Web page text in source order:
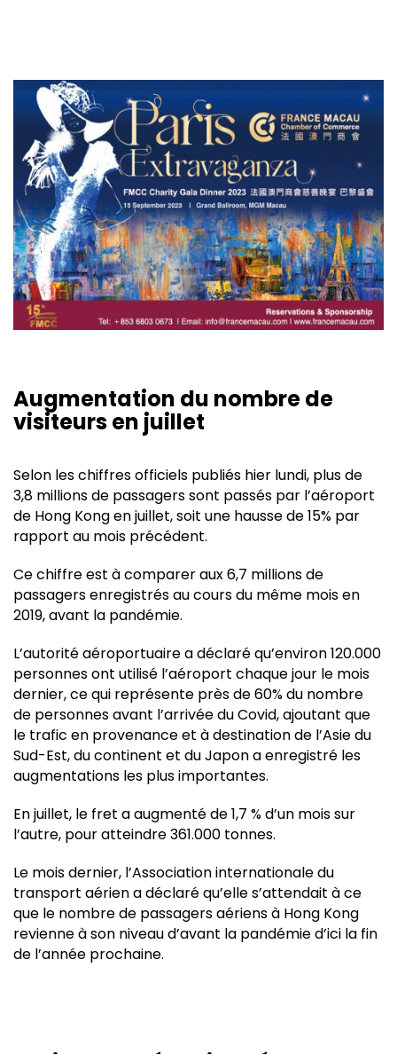
Augmentation du nombre de
visiteurs en juillet
Selon les chiffres officiels publiés hier lundi, plus de
3,8 millions de passagers sont passés par l’aéroport
de Hong Kong en juillet, soit une hausse de 15% par
rapport au mois précédent.
Ce chiffre est à comparer aux 6,7 millions de
passagers enregistrés au cours du même mois en
2019, avant la pandémie.
L’autorité aéroportuaire a déclaré qu’environ 120.000
personnes ont utilisé l’aéroport chaque jour le mois
dernier, ce qui représente près de 60% du nombre
de personnes avant l’arrivée du Covid, ajoutant que
le trafic en provenance et à destination de l’Asie du
Sud-Est, du continent et du Japon a enregistré les
augmentations les plus importantes.
En juillet, le fret a augmenté de 1,7 % d’un mois sur
l’autre, pour atteindre 361.000 tonnes.
Le mois dernier, l’Association internationale du
transport aérien a déclaré qu’elle s’attendait à ce
que le nombre de passagers aériens à Hong Kong
revienne à son niveau d’avant la pandémie d’ici la fin
de l’année prochaine.